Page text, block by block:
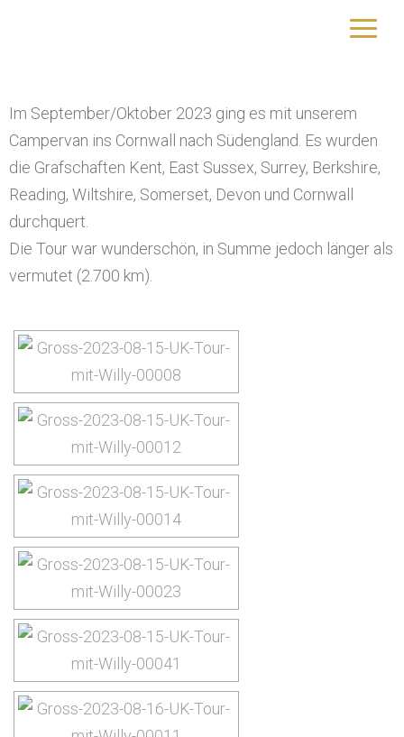
Im September/Oktober 2023 ging es mit unserem
Campervan ins Cornwall nach Südengland. Es wurden
die Grafschaften Kent, East Sussex, Surrey, Berkshire,
Reading, Wiltshire, Somerset, Devon und Cornwall
durchquert.
Die Tour war wunderschön, in Summe jedoch länger als
vermutet (2.700 km).